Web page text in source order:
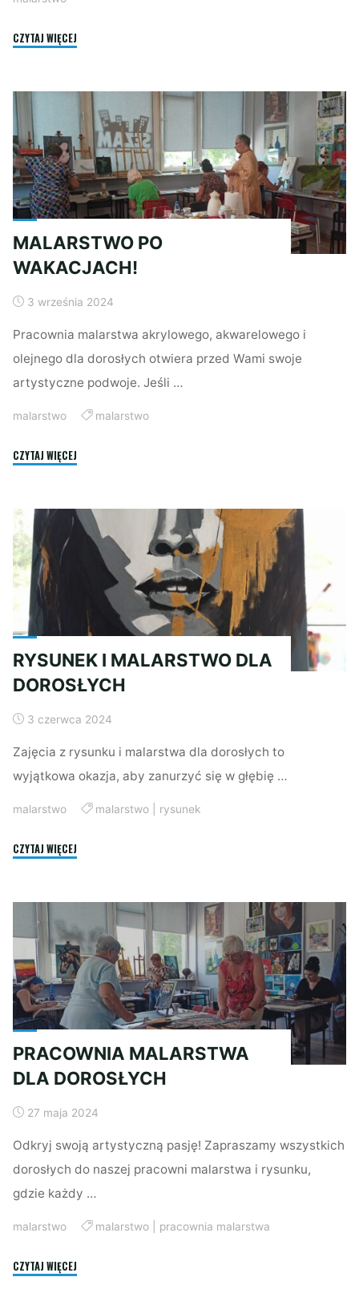
CZYTAJ WIĘCEJ
NA
UBRANIACH"
MALARSTWO PO
WAKACJACH!
3 września 2024
Pracownia malarstwa akrylowego, akwarelowego i
olejnego dla dorosłych otwiera przed Wami swoje
artystyczne podwoje. Jeśli …
malarstwo malarstwo
CZYTAJ WIĘCEJ
RYSUNEK I MALARSTWO DLA
DOROSŁYCH
3 czerwca 2024
Zajęcia z rysunku i malarstwa dla dorosłych to
wyjątkowa okazja, aby zanurzyć się w głębię …
malarstwo malarstwo| rysunek
CZYTAJ WIĘCEJ
DOROSŁYCH"
PRACOWNIA MALARSTWA
DLA DOROSŁYCH
27 maja 2024
Odkryj swoją artystyczną pasję! Zapraszamy wszystkich
dorosłych do naszej pracowni malarstwa i rysunku,
gdzie każdy …
malarstwo malarstwo| pracownia malarstwa
CZYTAJ WIĘCEJ